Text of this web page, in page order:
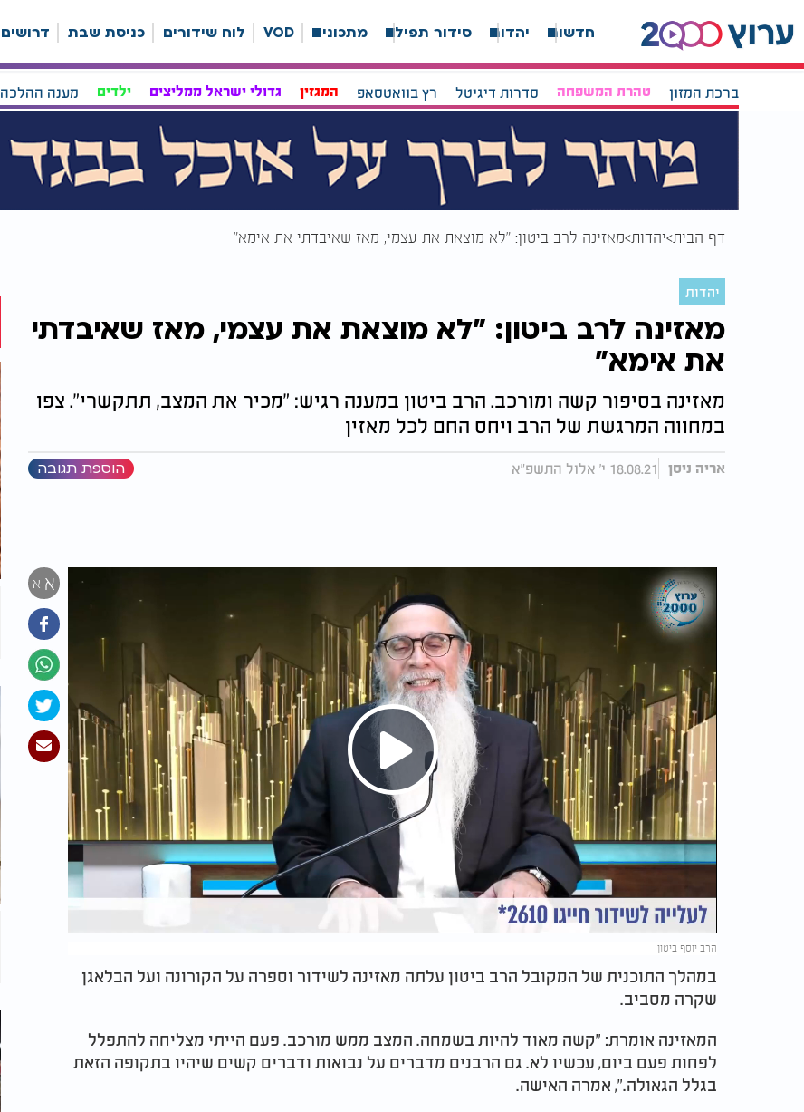
חדשות יהדות סידור תפילה מתכונים VOD לוח שידורים כניסת שבת דרושים
ברכת המזון טהרת המשפחה סדרות דיגיטל רץ בוואטסאפ המגזין גדולי ישראל ממליצים ילדים מענה ההלכה
דף הבית יהדות מאזינה לרב ביטון: "לא מוצאת את עצמי, מאז שאיבדתי את אימא"
יהדות
מאזינה לרב ביטון: "לא מוצאת את עצמי, מאז שאיבדתי
את אימא"
מאזינה בסיפור קשה ומורכב. הרב ביטון במענה רגיש: "מכיר את המצב, תתקשרי". צפו
במחווה המרגשת של הרב ויחס החם לכל מאזין
אריה ניסן 18.08.21 י' אלול התשפ"א הוספת תגובה
א א
Play
Video
הרב יוסף ביטון
במהלך התוכנית של המקובל הרב ביטון עלתה מאזינה לשידור וספרה על הקורונה ועל הבלאגן
שקרה מסביב.
המאזינה אומרת: "קשה מאוד להיות בשמחה. המצב ממש מורכב. פעם הייתי מצליחה להתפלל
לפחות פעם ביום, עכשיו לא. גם הרבנים מדברים על נבואות ודברים קשים שיהיו בתקופה הזאת
בגלל הגאולה.", אמרה האישה.